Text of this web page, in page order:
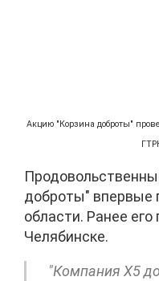
Акцию "Корзина доброты"
доброты" впервые
области. Ранее его
Челябинске.
"Компания X5